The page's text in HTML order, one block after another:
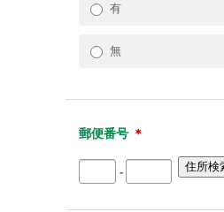
有
無
郵便番号 ＊
-